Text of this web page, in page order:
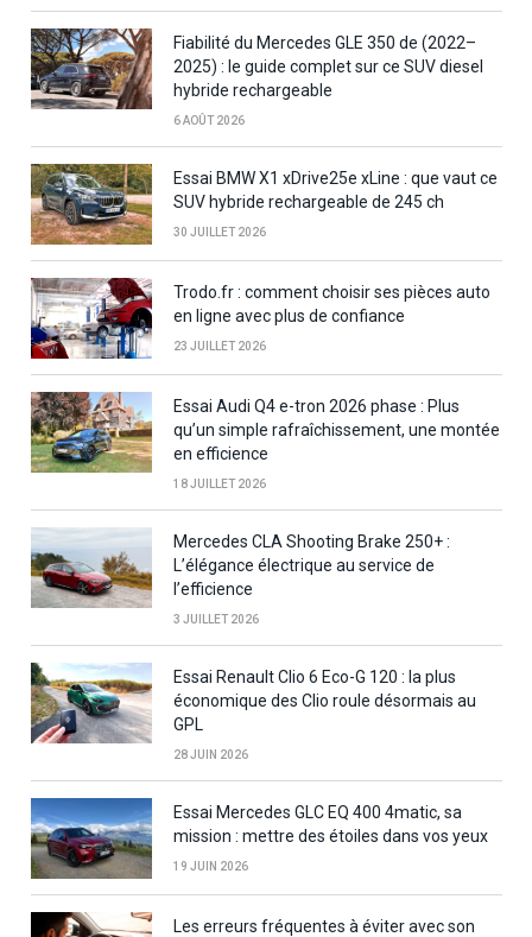
Fiabilité du Mercedes GLE 350 de (2022–
2025) : le guide complet sur ce SUV diesel
hybride rechargeable
6 AOÛT 2026
Essai BMW X1 xDrive25e xLine : que vaut ce
SUV hybride rechargeable de 245 ch
30 JUILLET 2026
Trodo.fr : comment choisir ses pièces auto
en ligne avec plus de confiance
23 JUILLET 2026
Essai Audi Q4 e-tron 2026 phase : Plus
qu’un simple rafraîchissement, une montée
en efficience
18 JUILLET 2026
Mercedes CLA Shooting Brake 250+ :
L’élégance électrique au service de
l’efficience
3 JUILLET 2026
Essai Renault Clio 6 Eco-G 120 : la plus
économique des Clio roule désormais au
GPL
28 JUIN 2026
Essai Mercedes GLC EQ 400 4matic, sa
mission : mettre des étoiles dans vos yeux
19 JUIN 2026
Les erreurs fréquentes à éviter avec son